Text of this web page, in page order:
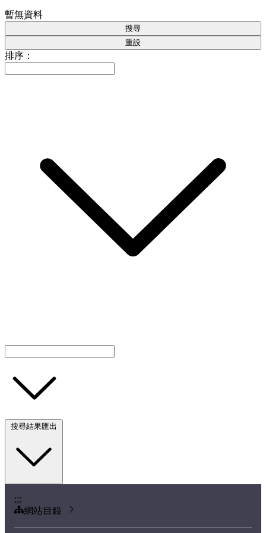
暫無資料
搜尋
重設
排序：
:::
網站目錄